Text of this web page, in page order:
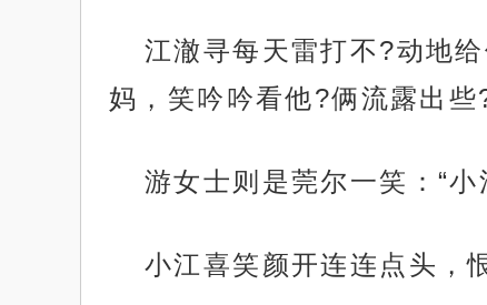
江澈寻每天雷打不?动地
妈，笑吟吟看他?俩流露出
游女士则是莞尔一笑：“
小江喜笑颜开连连点头，